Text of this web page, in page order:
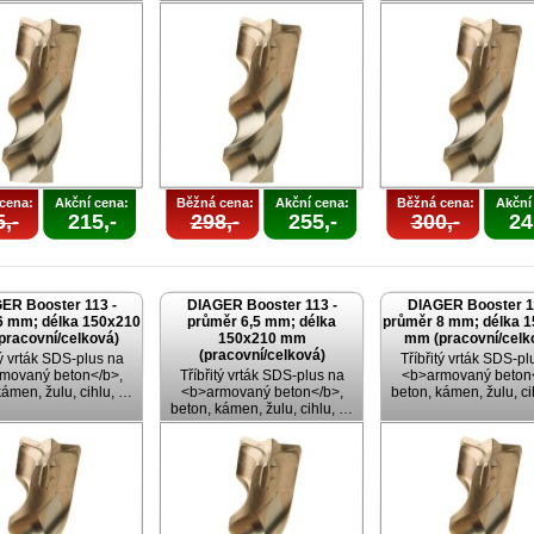
Akční cena:
215,-
Běžná cena:
298,-
Akční cena:
255,-
Běžná cena:
300,-
Akční
Booster 113 -
mm; délka 150x210
celková)
vrták SDS-plus na
beton</b>,
žulu, cihlu, …
DIAGER Booster 113 -
průměr 6,5 mm; délka
150x210 mm
(pracovní/celková)
Tříbřitý vrták SDS-plus na
<b>armovaný beton</b>,
beton, kámen, žulu, cihlu, …
DIAGER Booster
průměr 8 mm; délka
mm (pracovní/
Tříbřitý vrták SDS-
<b>armovaný
beton, kámen, žulu,